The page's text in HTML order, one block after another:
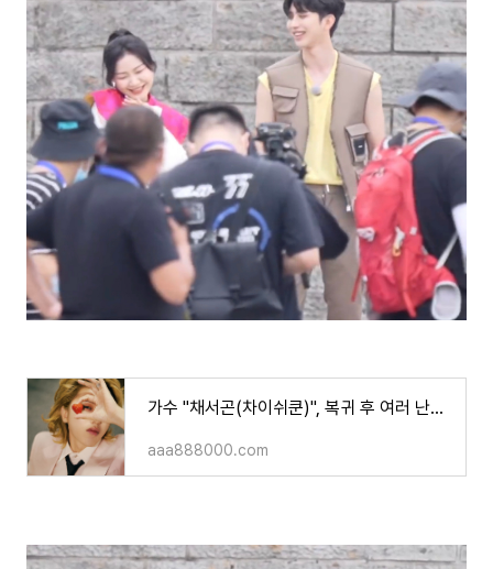
가수 "채서곤(차이쉬쿤)", 복귀 후 여러 난관에 직면 !아이돌 위상 유지할 수 있을까?!
aaa888000.com